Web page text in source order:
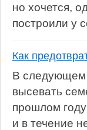
но хочется,
построили у
Как
В следующем
высевать
прошлом
и в течение